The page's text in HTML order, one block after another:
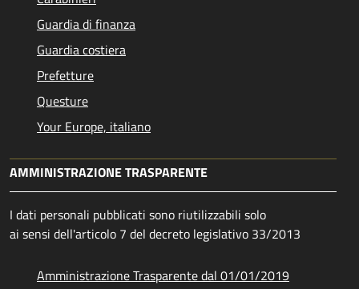
Guardia di finanza
Guardia costiera
Prefetture
Questure
Your Europe, italiano
AMMINISTRAZIONE TRASPARENTE
I dati personali pubblicati sono riutilizzabili solo
ai sensi dell'articolo 7 del decreto legislativo 33/2013
Amministrazione Trasparente dal 01/01/2019